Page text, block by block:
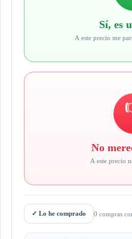
Sí, es
A este precio me
No
A este precio
✓ Lo he comprado 0 compras